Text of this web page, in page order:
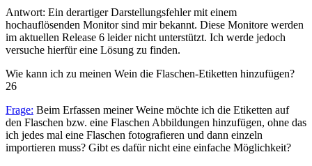
Antwort: Ein derartiger Darstellungsfehler mit einem
hochauflösenden Monitor sind mir bekannt. Diese Monitore werden
im aktuellen Release 6 leider nicht unterstützt. Ich werde jedoch
versuche hierfür eine Lösung zu finden.
Wie kann ich zu meinen Wein die Flaschen-Etiketten hinzufügen?
26
Frage: Beim Erfassen meiner Weine möchte ich die Etiketten auf
den Flaschen bzw. eine Flaschen Abbildungen hinzufügen, ohne das
ich jedes mal eine Flaschen fotografieren und dann einzeln
importieren muss? Gibt es dafür nicht eine einfache Möglichkeit?